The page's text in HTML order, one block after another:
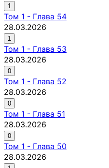
1
Том 1 - Глава 54
28.03.2026
1
Том 1 - Глава 53
28.03.2026
0
Том 1 - Глава 52
28.03.2026
0
Том 1 - Глава 51
28.03.2026
0
Том 1 - Глава 50
28.03.2026